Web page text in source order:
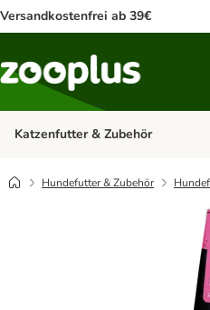
Versandkostenfrei ab 39€
Katzenfutter & Zubehör
Hundefutter & Zubehör